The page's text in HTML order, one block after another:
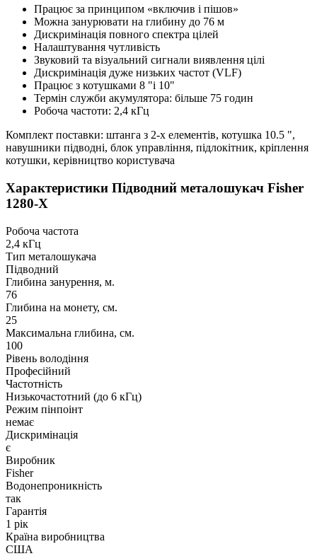
Працює за принципом «включив і пішов»
Можна занурювати на глибину до 76 м
Дискримінація повного спектра цілей
Налаштування чутливість
Звуковий та візуальний сигнали виявлення цілі
Дискримінація дуже низьких частот (VLF)
Працює з котушками 8 "і 10"
Термін служби акумулятора: більше 75 годин
Робоча частоти: 2,4 кГц
Комплект поставки: штанга з 2-х елементів, котушка 10.5 ",
навушники підводні, блок управління, підлокітник, кріплення
котушки, керівництво користувача
Характеристики Підводний металошукач Fisher
1280-X
Робоча частота
2,4 кГц
Тип металошукача
Підводний
Глибина занурення, м.
76
Глибина на монету, см.
25
Максимальна глибина, см.
100
Рівень володіння
Професійний
Частотність
Низькочастотний (до 6 кГц)
Режим пінпоінт
немає
Дискримінація
є
Виробник
Fisher
Водонепроникність
так
Гарантія
1 рік
Країна виробництва
США